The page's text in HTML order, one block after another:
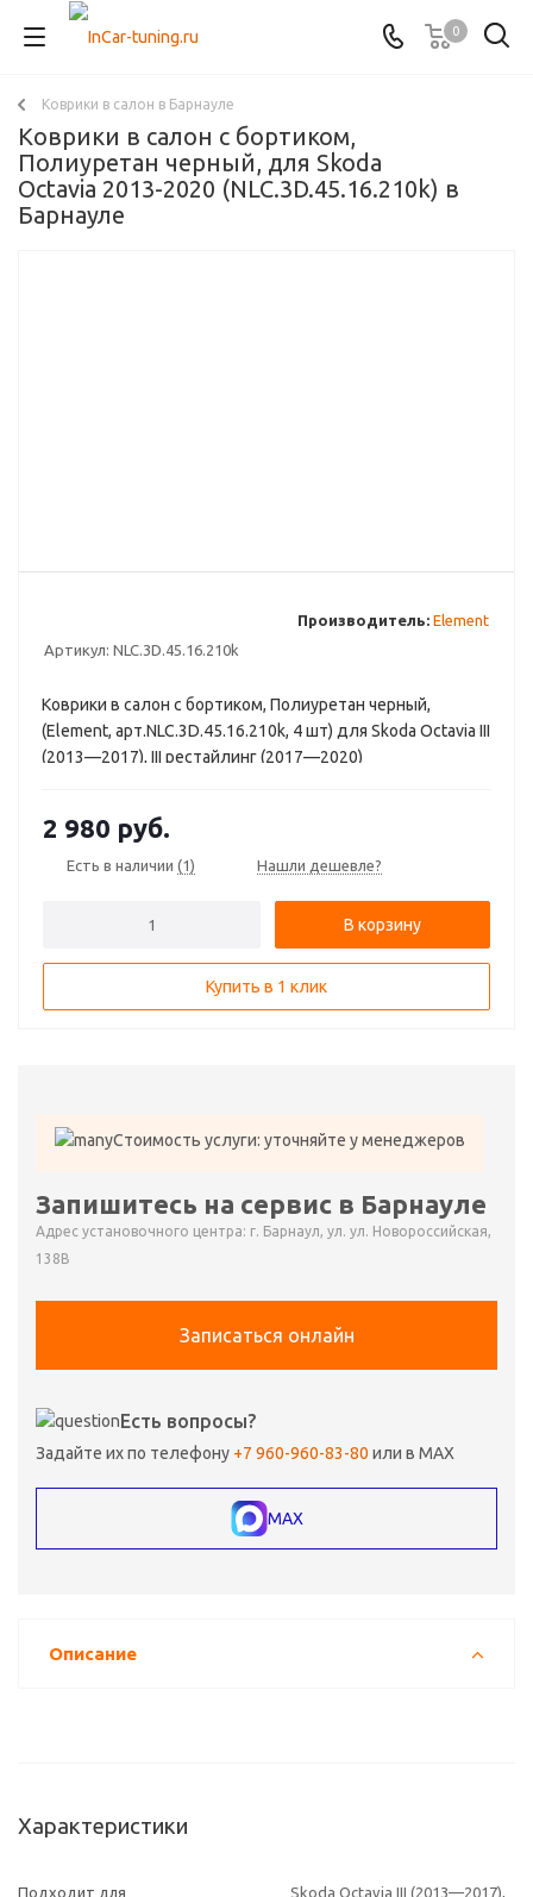
0
Коврики в салон в Барнауле
Коврики в салон с бортиком,
Полиуретан черный, для Skoda
Octavia 2013-2020 (NLC.3D.45.16.210k) в
Барнауле
Артикул: NLC.3D.45.16.210k
Производитель: Element
Коврики в салон с бортиком, Полиуретан черный,
(Element, арт.NLC.3D.45.16.210k, 4 шт) для Skoda Octavia III
(2013—2017), III рестайлинг (2017—2020)
2 980 руб.
Есть в наличии (1) Нашли дешевле?
В корзину
Купить в 1 клик
Стоимость услуги: уточняйте у менеджеров
Запишитесь на сервис в Барнауле
Адрес установочного центра: г. Барнаул, ул. ул. Новороссийская,
138В
Записаться онлайн
Есть вопросы?
Задайте их по телефону +7 960-960-83-80 или в MAX
MAX
Описание
Характеристики
Подходит для
Skoda Octavia III (2013—2017),